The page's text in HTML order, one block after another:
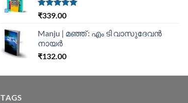
Rated5.00
₹339.00
Manju | മഞ്ഞ് : എം ടി വാസുദേവന്‍
നായര്‍
₹132.00
TAGS